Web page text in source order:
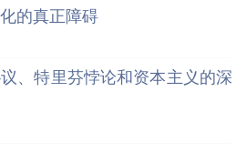
的真正障碍
、特里芬悖论和资本主义的深